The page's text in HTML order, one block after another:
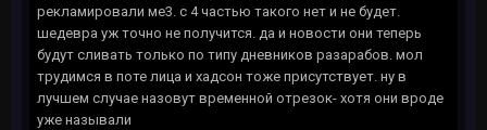
рекламировали ме3. с 4 частью такого нет и не будет.
шедевра уж точно не получится. да и новости они теперь
будут сливать только по типу дневников разарабов. мол
трудимся в поте лица и хадсон тоже присутствует. ну в
лучшем случае назовут временной отрезок- хотя они вроде
уже называли